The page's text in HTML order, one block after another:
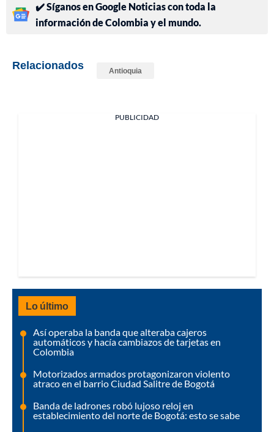
✔️ Síganos en Google Noticias con toda la
información de Colombia y el mundo.
Relacionados Antioquia
PUBLICIDAD
Lo último
Así operaba la banda que alteraba cajeros
automáticos y hacía cambiazos de tarjetas en
Colombia
Motorizados armados protagonizaron violento
atraco en el barrio Ciudad Salitre de Bogotá
Banda de ladrones robó lujoso reloj en
establecimiento del norte de Bogotá: esto se sabe